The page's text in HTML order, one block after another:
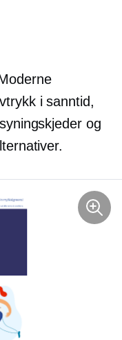
i sanntid,
og